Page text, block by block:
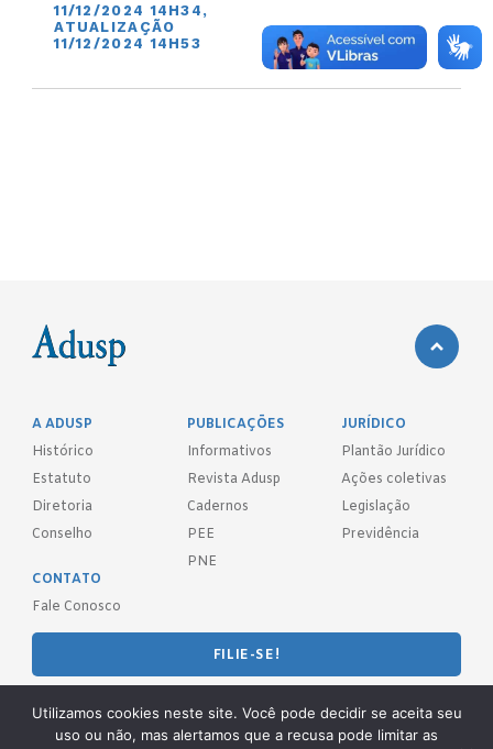
11/12/2024 14H34,
ATUALIZAÇÃO
11/12/2024 14H53
A ADUSP
Histórico
Estatuto
Diretoria
Conselho
PUBLICAÇÕES
Informativos
Revista Adusp
Cadernos
PEE
PNE
JURÍDICO
Plantão Jurídico
Ações coletivas
Legislação
Previdência
CONTATO
Fale Conosco
FILIE-SE!
REDES SOCIAIS
Utilizamos cookies neste site. Você pode decidir se aceita seu
uso ou não, mas alertamos que a recusa pode limitar as